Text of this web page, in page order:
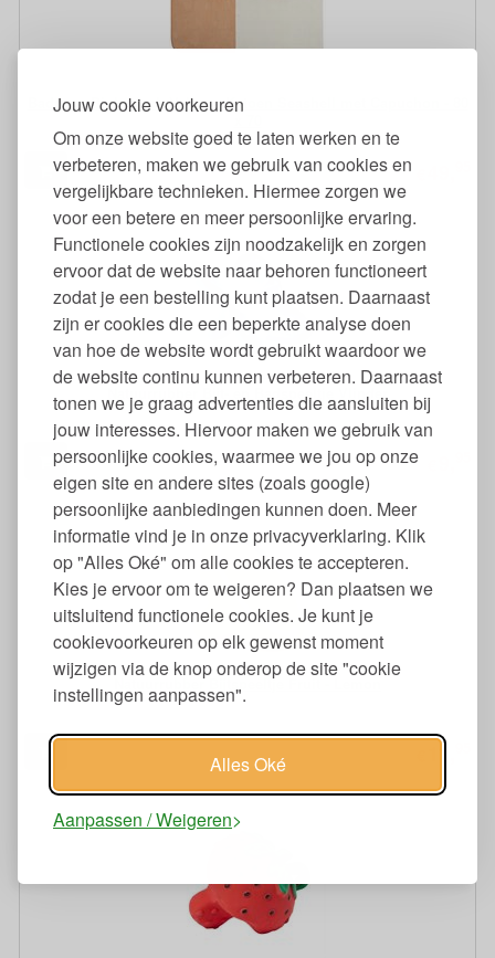
Jouw cookie voorkeuren
Om onze website goed te laten werken en te
verbeteren, maken we gebruik van cookies en
vergelijkbare technieken. Hiermee zorgen we
voor een betere en meer persoonlijke ervaring.
Functionele cookies zijn noodzakelijk en zorgen
ervoor dat de website naar behoren functioneert
zodat je een bestelling kunt plaatsen. Daarnaast
zijn er cookies die een beperkte analyse doen
van hoe de website wordt gebruikt waardoor we
de website continu kunnen verbeteren. Daarnaast
tonen we je graag advertenties die aansluiten bij
jouw interesses. Hiervoor maken we gebruik van
persoonlijke cookies, waarmee we jou op onze
eigen site en andere sites (zoals google)
persoonlijke aanbiedingen kunnen doen. Meer
informatie vind je in onze privacyverklaring. Klik
op "Alles Oké" om alle cookies te accepteren.
Kies je ervoor om te weigeren? Dan plaatsen we
uitsluitend functionele cookies. Je kunt je
cookievoorkeuren op elk gewenst moment
wijzigen via de knop onderop de site "cookie
instellingen aanpassen".
Alles Oké
Aanpassen / Weigeren
Badcape Biologisch Velours Katoen Seashell met Capuchon - 80
Natuurrubber Bijt- en Badspeeltje Vlinder
Natuurrubber Bijtspeeltje Fruit - Lemon